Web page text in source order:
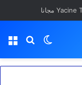
بحثالوضع